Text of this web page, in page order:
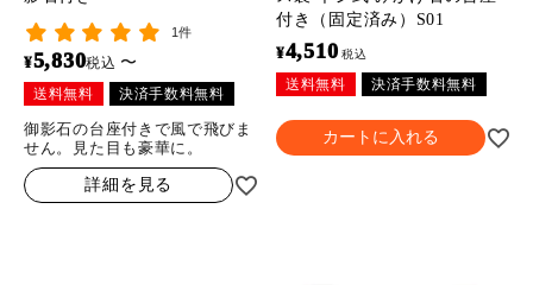
1件
¥5,830税込 〜
送料無料 決済手数料無料
御影石の台座付きで風で飛びま
せん。見た目も豪華に。
詳細を見る
付き（固定済み）S01
¥4,510 税込
送料無料 決済手数料無料
カートに入れる